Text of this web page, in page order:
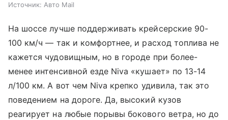
Источник: Авто Mail
На шоссе лучше поддерживать крейсерские 90-
100 км/ч — так и комфортнее, и расход топлива не
кажется чудовищным, но в городе при более-
менее интенсивной езде Niva «кушает» по 13-14
л/100 км. А вот чем Niva крепко удивила, так это
поведением на дороге. Да, высокий кузов
реагирует на любые порывы бокового ветра, но до